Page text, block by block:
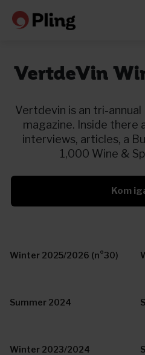
Prøv en
VertdeVin
Vertdevin is an tri-annual
magazine. Inside there
interviews, articles, a
1,000 Wine &
Kom
Winter 2025/2026 (n°30)
Summer 2024
Winter 2023/2024